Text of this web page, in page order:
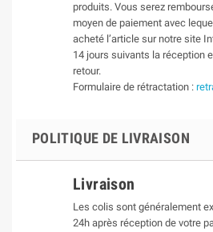
produits. Vous serez
moyen de paiement avec
acheté l’article sur notre site
14 jours suivants la réception
retour.
Formulaire de rétractation :
POLITIQUE DE LIVRAISON
Livraison
Les colis sont généralement
24h après réception de votre